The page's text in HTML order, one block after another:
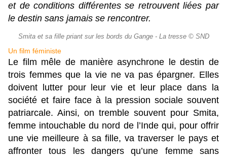
et de conditions différentes se retrouvent liées par
le destin sans jamais se rencontrer.
Smita et sa fille priant sur les bords du Gange - La tresse © SND
Un film féministe
Le film mêle de manière asynchrone le destin de
trois femmes que la vie ne va pas épargner. Elles
doivent lutter pour leur vie et leur place dans la
société et faire face à la pression sociale souvent
patriarcale. Ainsi, on tremble souvent pour Smita,
femme intouchable du nord de l’Inde qui, pour offrir
une vie meilleure à sa fille, va traverser le pays et
affronter tous les dangers qu’une femme sans